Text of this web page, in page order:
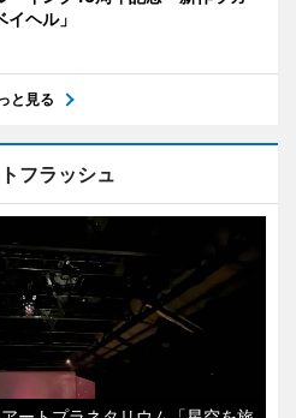
ヘル」
と見る
フラッシュ